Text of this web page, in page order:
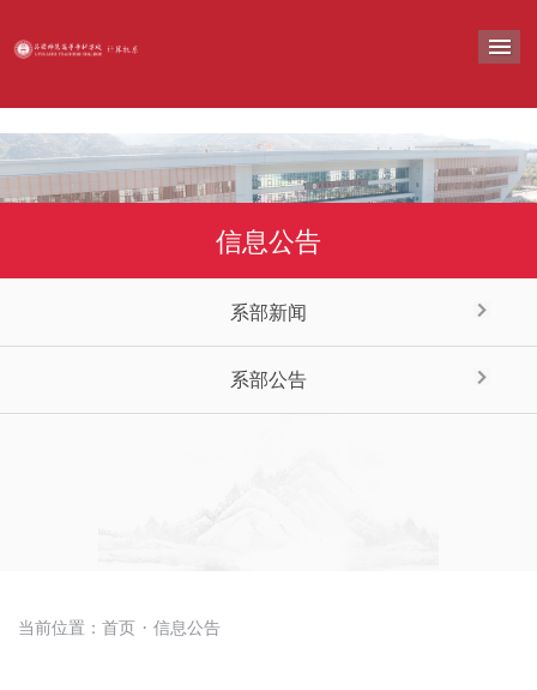
信息公告
系部新闻
系部公告
当前位置： 首页 · 信息公告